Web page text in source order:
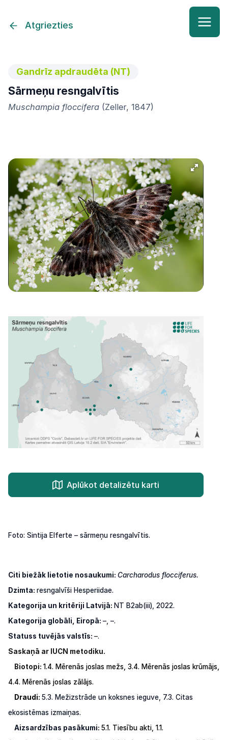
Atgriezties
Gandrīz apdraudēta (NT)
Sārmeņu resngalvītis
Muschampia floccifera (Zeller, 1847)
Aplūkot detalizētu karti
Foto: Sintija Elferte – sārmeņu resngalvītis.
Citi biežāk lietotie nosaukumi: Carcharodus flocciferus.
Dzimta: resngalvīši Hesperiidae.
Kategorija un kritēriji Latvijā: NT B2ab(iii), 2022.
Kategorija globāli, Eiropā: –, –.
Statuss tuvējās valstīs: –.
Saskaņā ar IUCN metodiku.
Biotopi: 1.4. Mērenās joslas mežs, 3.4. Mērenās joslas krūmājs,
4.4. Mērenās joslas zālājs.
Draudi: 5.3. Mežizstrāde un koksnes ieguve, 7.3. Citas
ekosistēmas izmaiņas.
Aizsardzības pasākumi: 5.1. Tiesību akti, 1.1.